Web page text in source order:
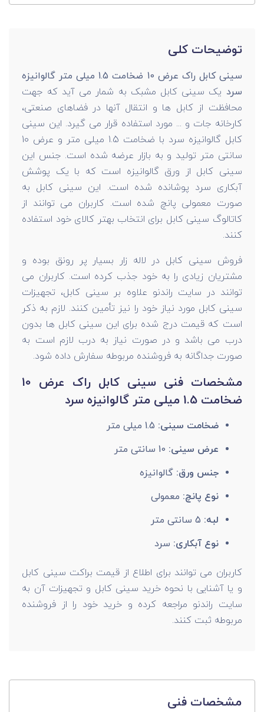
توضیحات کلی
سینی کابل راک عرض 10 ضخامت 1.5 میلی متر گالوانیزه
سرد یک سینی کابل مشبک به شمار می آید که جهت
محافظت از کابل ها و انتقال آنها در فضاهای صنعتی،
کارخانه جات و ... مورد استفاده قرار می گیرد. این سینی
کابل گالوانیزه سرد با ضخامت 1.5 میلی متر و عرض 10
سانتی متر تولید و به بازار عرضه شده است. جنس این
سینی کابل از ورق گالوانیزه است که با یک پوشش
آبکاری سرد پوشانده شده است. این سینی کابل به
صورت معمولی پانچ شده است. کاربران می توانند از
کاتالوگ سینی کابل برای انتخاب بهتر کالای خود استفاده
کنند.
فروش سینی کابل در لاله زار بسیار پر رونق بوده و
مشتریان زیادی را به خود جذب کرده است. کاربران می
توانند در سایت راندنو علاوه بر سینی کابل، تجهیزات
سینی کابل مورد نیاز خود را نیز تأمین کنند. لازم به ذکر
است که قیمت درج شده برای این سینی کابل ها بدون
درب می باشد و در صورت نیاز به درب لازم است به
صورت جداگانه به فروشنده مربوطه سفارش داده شود.
مشخصات فنی سینی کابل راک عرض 10
ضخامت 1.5 میلی متر گالوانیزه سرد
ضخامت سینی:
عرض سینی: 10 سانتی متر
جنس ورق: گالوانیزه
نوع پانچ: معمولی
لبه: 5 سانتی متر
نوع آبکاری: سرد
کاربران می توانند برای اطلاع از قیمت براکت سینی کابل
و یا آشنایی با نحوه خرید سینی کابل و تجهیزات آن به
سایت راندنو مراجعه کرده و خرید خود را از فروشنده
مربوطه ثبت کنند.
مشخصات فنی